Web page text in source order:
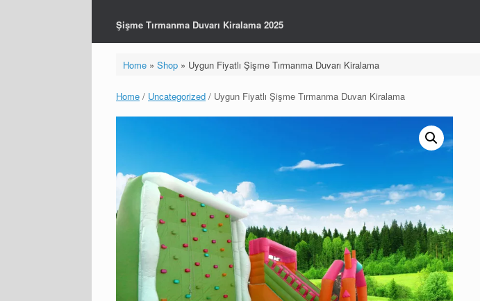
Şişme Tırmanma Duvarı Kiralama 2025
Home» Shop» Uygun Fiyatlı Şişme Tırmanma Duvarı Kiralama
Home / Uncategorized / Uygun Fiyatlı Şişme Tırmanma Duvarı Kiralama